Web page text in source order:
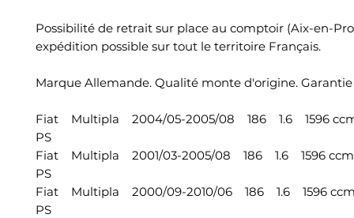
Possibilité de retrait sur place au comptoir (Aix-en-
expédition possible sur tout le territoire Français.
Marque Allemande. Qualité monte d'origine. Garantie
Fiat Multipla 2004/05-2005/08 186 1.6 1596
PS
Fiat Multipla 2001/03-2005/08 186 1.6 1596 ccm,
PS
Fiat Multipla 2000/09-2010/06 186 1.6 1596 ccm,
PS